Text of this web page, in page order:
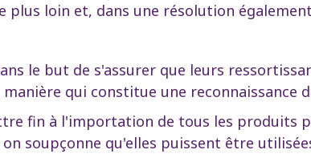
plus loin et, dans une résolution
le but de s'assurer que leurs
qui constitue une reconnaissance
fin à l'importation de tous les produits
soupçonne qu'elles puissent être